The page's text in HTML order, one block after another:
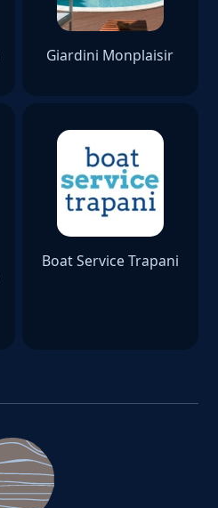
Giardini Monplaisir
Boat Service Trapani